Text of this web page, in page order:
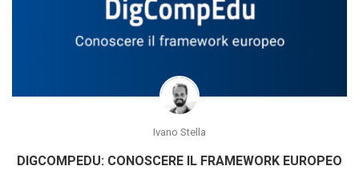
Ivano Stella
DIGCOMPEDU: CONOSCERE IL FRAMEWORK EUROPEO